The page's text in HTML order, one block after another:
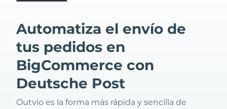
Automatiza el envío de
tus pedidos en
BigCommerce con
Deutsche Post
Outvio es la forma más rápida y sencilla de